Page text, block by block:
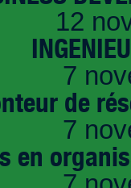
12
7
de
7
en